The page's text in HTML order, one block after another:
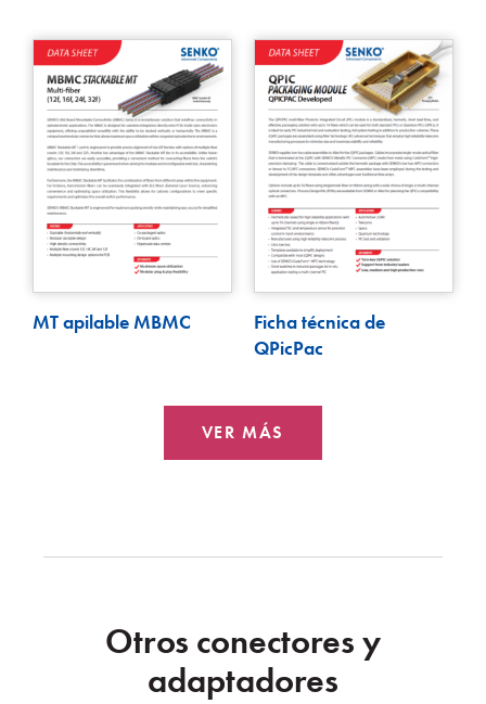
MT apilable MBMC
Ficha técnica de
QPicPac
VER MÁS
Otros conectores y
adaptadores